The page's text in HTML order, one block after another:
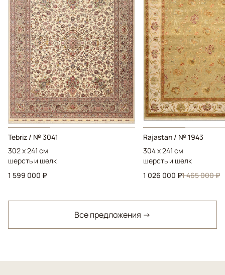
Tebriz / № 3041
302 x 241 см
шерсть и шелк
1 599 000 ₽
Rajastan / № 1943
304 x 241 см
шерсть и шелк
1 026 000 ₽1 465 000 ₽
Все предложения →